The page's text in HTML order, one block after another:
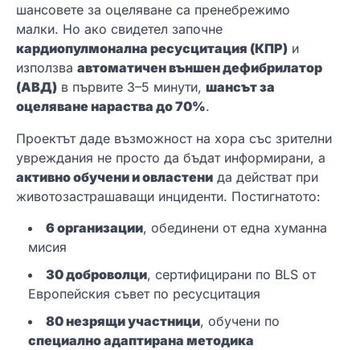
шансовете за оцеляване са пренебрежимо
малки. Но ако свидетел започне
кардиопулмонална ресусцитация (КПР) и
използва автоматичен външен дефибрилатор
(АВД) в първите 3–5 минути, шансът за
оцеляване нараства до 70%.
Проектът даде възможност на хора със зрителни
увреждания не просто да бъдат информирани, а
активно обучени и овластени да действат при
животозастрашаващи инциденти. Постигнатото:
6 организации, обединени от една хуманна
мисия
30 доброволци, сертифицирани по BLS от
Европейския съвет по ресусцитация
80 незрящи участници, обучени по
специално адаптирана методика